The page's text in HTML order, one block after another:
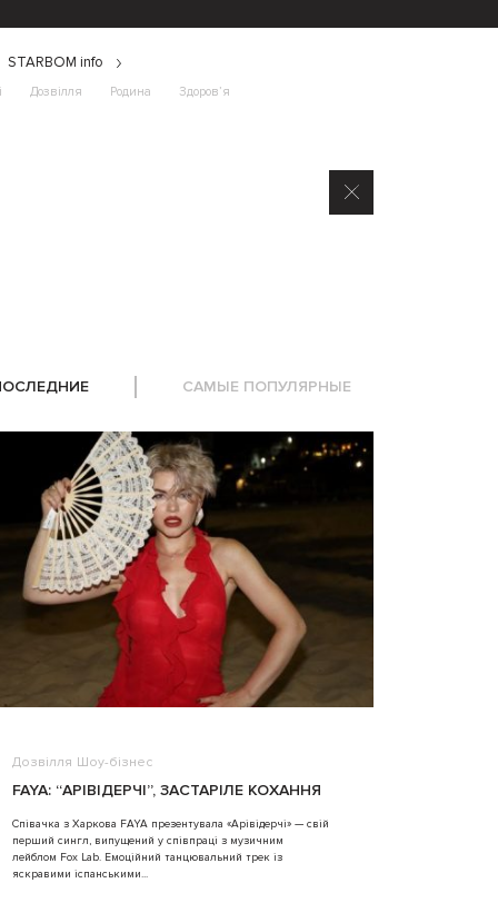
Дозвілля Родина Здоров’я
STARBOM info
САМЫЕ ПОПУЛЯРНЫЕ
Дозвілля Шоу-бізнес
FAYA: “АРІВІДЕРЧІ”, ЗАСТАРІЛЕ КОХАННЯ
Співачка з Харкова FAYA презентувала «Арівідерчі» — свій
перший сингл, випущений у співпраці з музичним
лейблом Fox Lab. Емоційний танцювальний трек із
яскравими іспанськими...